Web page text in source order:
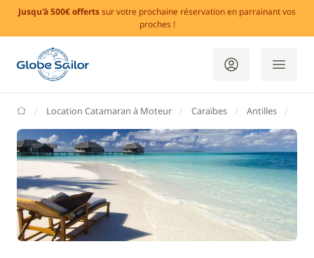
Jusqu'à 500€ offertssur votre prochaine réservation en parrainant vos
proches !
GlobeSailor
Location Catamaran à Moteur Caraïbes Antilles